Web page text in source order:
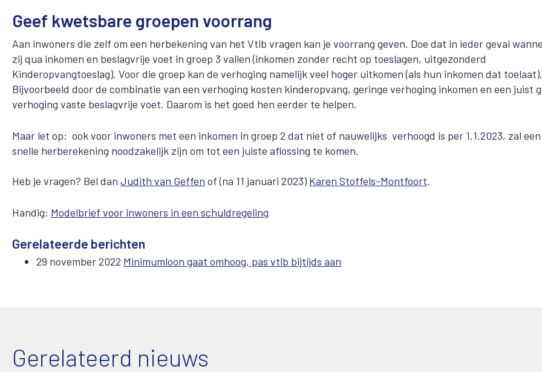
Geef kwetsbare groepen voorrang
Aan inwoners die zelf om een herbekening van het Vtlb vragen kan je voorrang geven. Doe dat in ieder geval
zij qua inkomen en beslagvrije voet in groep 3 vallen (inkomen zonder recht op toeslagen, uitgezonderd
Kinderopvangtoeslag). Voor die groep kan de verhoging namelijk veel hoger uitkomen (als hun inkomen dat toelaat).
Bijvoorbeeld door de combinatie van een verhoging kosten kinderopvang, geringe verhoging inkomen en een juist
verhoging vaste beslagvrije voet. Daarom is het goed hen eerder te helpen.
Maar let op: ook voor inwoners met een inkomen in groep 2 dat niet of nauwelijks verhoogd is per 1.1.2023, zal een
snelle herberekening noodzakelijk zijn om tot een juiste aflossing te komen.
Heb je vragen? Bel dan Judith van Geffen of (na 11 januari 2023) Karen Stoffels-Montfoort.
Handig: Modelbrief voor inwoners in een schuldregeling
Gerelateerde berichten
29 november 2022 Minimumloon gaat omhoog, pas vtlb bijtijds aan
Gerelateerd nieuws